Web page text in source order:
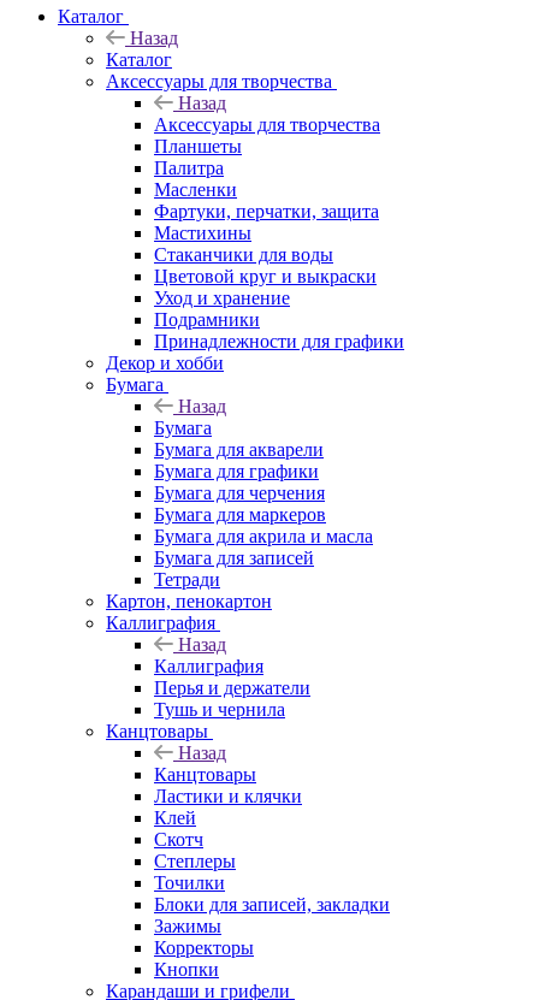
Каталог
Назад
Каталог
Аксессуары для творчества
Назад
Аксессуары для творчества
Планшеты
Палитра
Масленки
Фартуки, перчатки, защита
Мастихины
Стаканчики для воды
Цветовой круг и выкраски
Уход и хранение
Подрамники
Принадлежности для графики
Декор и хобби
Бумага
Назад
Бумага
Бумага для акварели
Бумага для графики
Бумага для черчения
Бумага для маркеров
Бумага для акрила и масла
Бумага для записей
Тетради
Картон, пенокартон
Каллиграфия
Назад
Каллиграфия
Перья и держатели
Тушь и чернила
Канцтовары
Назад
Канцтовары
Ластики и клячки
Клей
Скотч
Степлеры
Точилки
Блоки для записей, закладки
Зажимы
Корректоры
Кнопки
Карандаши и грифели